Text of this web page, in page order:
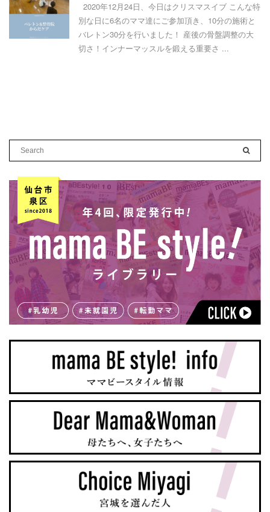
2020年12月24日、今日はクリスマスイブ こんな特
別な日に6名のママ達にご参加頂き、10分の施術と
バレトン30分を行いました！ 産後の骨盤調整の大
切さ！インナーマッスルを鍛える重要さ ...